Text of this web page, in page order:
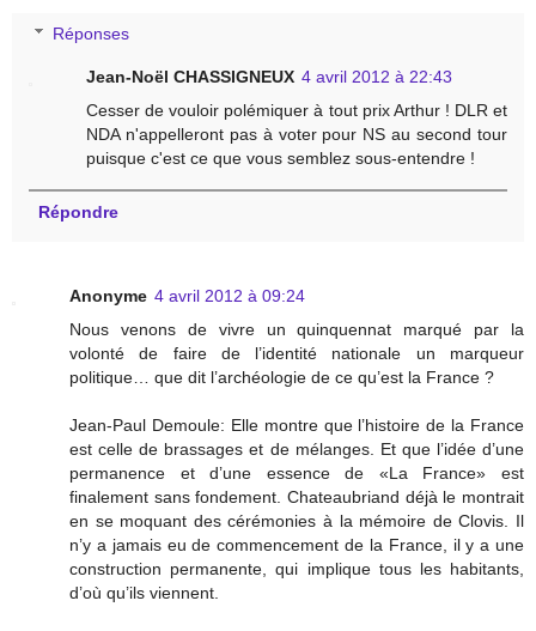
Réponses
Jean-Noël CHASSIGNEUX 4 avril 2012 à 22:43
Cesser de vouloir polémiquer à tout prix Arthur ! DLR et
NDA n'appelleront pas à voter pour NS au second tour
puisque c'est ce que vous semblez sous-entendre !
Répondre
Anonyme 4 avril 2012 à 09:24
Nous venons de vivre un quinquennat marqué par la
volonté de faire de l’identité nationale un marqueur
politique… que dit l’archéologie de ce qu’est la France ?
Jean-Paul Demoule: Elle montre que l’histoire de la France
est celle de brassages et de mélanges. Et que l’idée d’une
permanence et d’une essence de «La France» est
finalement sans fondement. Chateaubriand déjà le montrait
en se moquant des cérémonies à la mémoire de Clovis. Il
n’y a jamais eu de commencement de la France, il y a une
construction permanente, qui implique tous les habitants,
d’où qu’ils viennent.